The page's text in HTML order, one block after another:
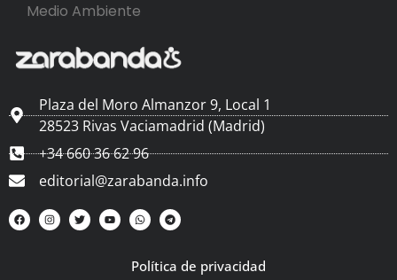
Medio Ambiente
Plaza del Moro Almanzor 9, Local 1
28523 Rivas Vaciamadrid (Madrid)
+34 660 36 62 96
editorial@zarabanda.info
Política de privacidad